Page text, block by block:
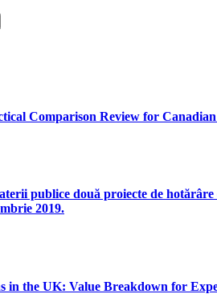
Comparison Review for
publice două proiecte de
2019.
in the UK: Value Breakdown for